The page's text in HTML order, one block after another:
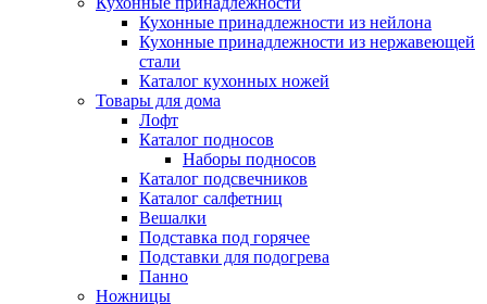
Кухонные принадлежности из нейлона
Кухонные принадлежности из нержавеющей
стали
Каталог кухонных ножей
Товары для дома
Лофт
Каталог подносов
Наборы подносов
Каталог подсвечников
Каталог салфетниц
Вешалки
Подставка под горячее
Подставки для подогрева
Панно
Ножницы